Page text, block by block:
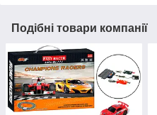
Подібні товари компанії